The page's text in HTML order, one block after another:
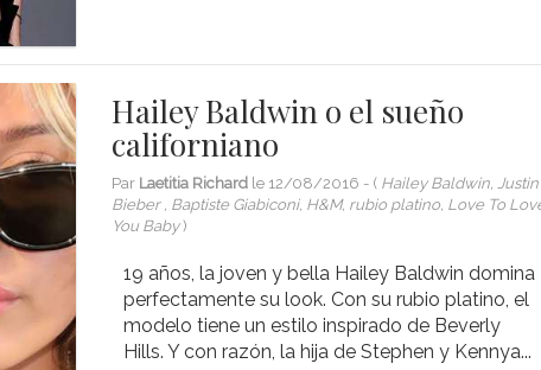
Hailey Baldwin o el sueño
californiano
Par Laetitia Richard le 12/08/2016 - ( Hailey Baldwin, Justin
Bieber , Baptiste Giabiconi, H&M, rubio platino, Love To
You Baby)
19 años, la joven y bella Hailey Baldwin domina
perfectamente su look. Con su rubio platino, el
modelo tiene un estilo inspirado de Beverly
Hills. Y con razón, la hija de Stephen y Kennya...